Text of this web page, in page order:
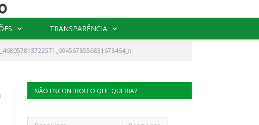
TRANSPARÊNCIA
NÃO ENCONTROU O QUE QUERIA?